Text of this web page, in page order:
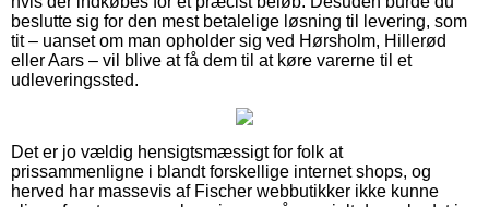
beslutte sig for den mest betalelige løsning til levering, som
tit – uanset om man opholder sig ved Hørsholm, Hillerød
eller Aars – vil blive at få dem til at køre varerne til et
udleveringssted.
Det er jo vældig hensigtsmæssigt for folk at
prissammenligne i blandt forskellige internet shops, og
herved har massevis af Fischer webbutikker ikke kunne